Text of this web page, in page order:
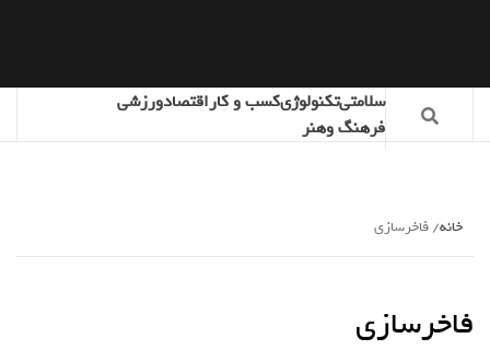
سلامتیتکنولوژیکسب و کاراقتصادورزشی
فرهنگ وهنر
خانه فاخرسازی
فاخرسازی